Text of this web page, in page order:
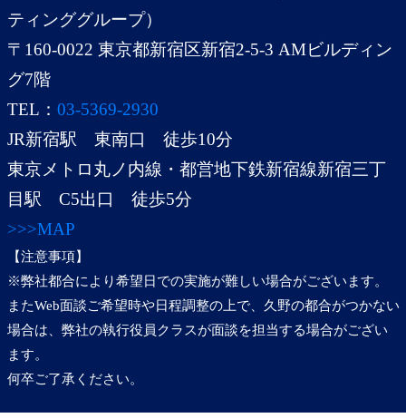
ティンググループ）
〒160-0022 東京都新宿区新宿2-5-3 AMビルディン
グ7階
TEL： 03-5369-2930
JR新宿駅 東南口 徒歩10分
東京メトロ丸ノ内線・都営地下鉄新宿線新宿三丁
目駅 C5出口 徒歩5分
>>>MAP
【注意事項】
※弊社都合により希望日での実施が難しい場合がございます。
またWeb面談ご希望時や日程調整の上で、久野の都合がつかない
場合は、弊社の執行役員クラスが面談を担当する場合がござい
ます。
何卒ご了承ください。